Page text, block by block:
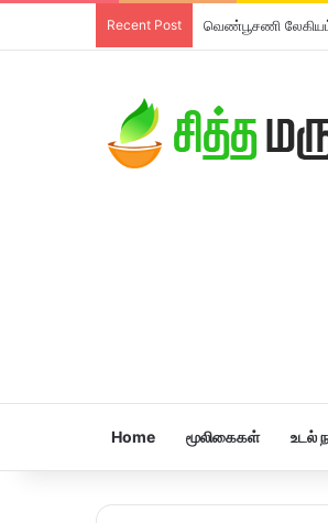
Recent Post திரிபலா லேகியம்
Home மூலிகைகள் உடல்